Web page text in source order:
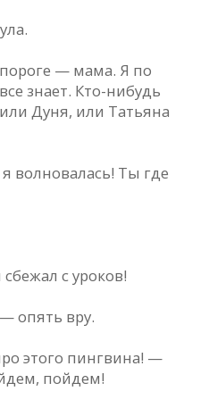
— мама. Я по
знает. Кто-нибудь
Дуня, или Татьяна
волновалась! Ты где
с уроков!
опять вру.
этого пингвина! —
пойдем!